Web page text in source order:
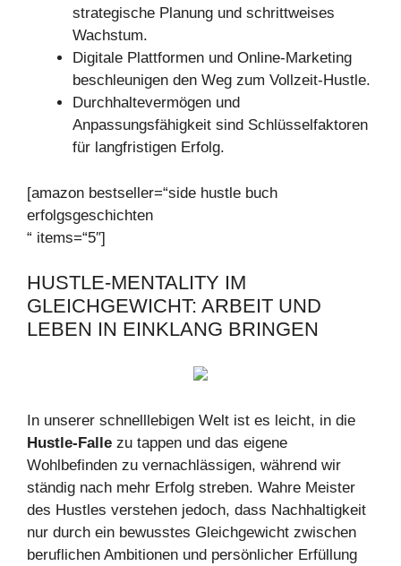
strategische Planung und schrittweises
Wachstum.
Digitale Plattformen und Online-Marketing
beschleunigen den Weg zum Vollzeit-Hustle.
Durchhaltevermögen und
Anpassungsfähigkeit sind Schlüsselfaktoren
für langfristigen Erfolg.
[amazon bestseller=“side hustle buch
erfolgsgeschichten
“ items=“5″]
HUSTLE-MENTALITY IM
GLEICHGEWICHT: ARBEIT UND
LEBEN IN EINKLANG BRINGEN
In unserer schnelllebigen Welt ist es leicht, in die
Hustle-Falle zu tappen und das eigene
Wohlbefinden zu vernachlässigen, während wir
ständig nach mehr Erfolg streben. Wahre Meister
des Hustles verstehen jedoch, dass Nachhaltigkeit
nur durch ein bewusstes Gleichgewicht zwischen
beruflichen Ambitionen und persönlicher Erfüllung